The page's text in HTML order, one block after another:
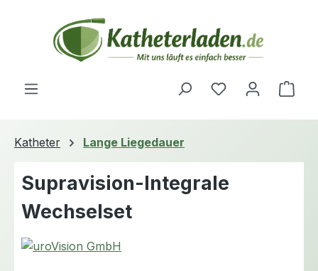
Zum Hauptinhalt springen
Du hast 0
Katheter Lange Liegedauer
Supravision-Integrale
Wechselset